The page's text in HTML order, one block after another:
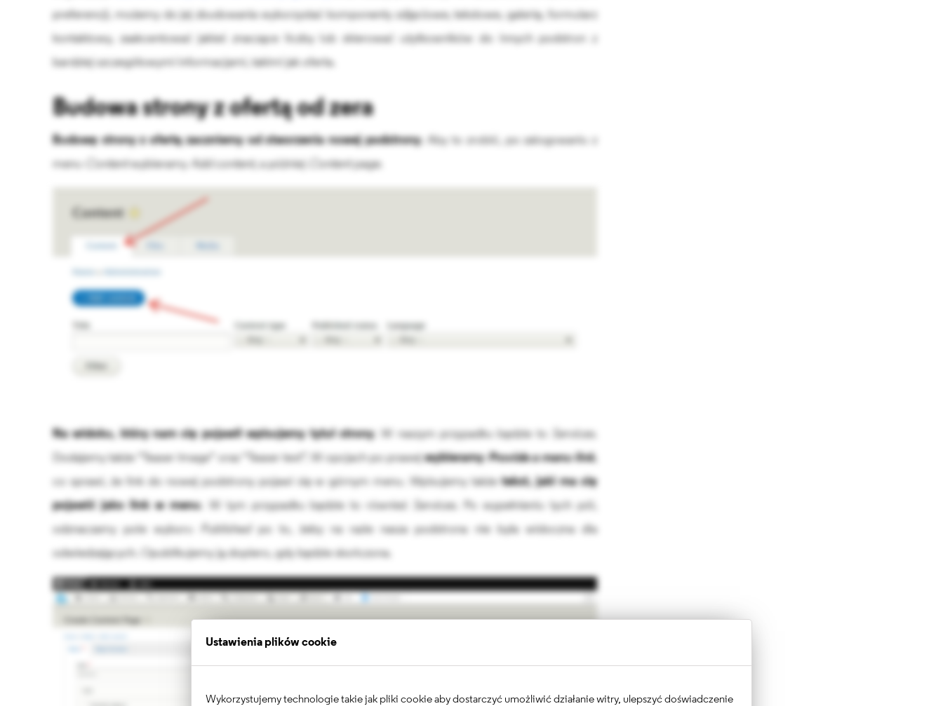
preferencji, możemy do jej zbudowania wykorzystać komponenty zdjęciowe, tekstowe, galerię, formularz
kontaktowy, zaakcentować jakieś znaczące liczby lub skierować użytkowników do innych podstron z
bardziej szczegółowymi informacjami, takimi jak oferta.
Budowa strony z ofertą od zera
Budowę strony z ofertą zaczniemy od stworzenia nowej podstrony. Aby to zrobić, po zalogowaniu z
menu
Content wybieramy Add content , a później Content page
Na widoku, który nam się pojawił wpisujemy tytuł strony. W naszym przypadku będzie to Services
Dodajemy także “Teaser Image” oraz “Teaser text”. W opcjach po prawejwybieramy Provide a menu link,
co sprawi, że link do nowej podstrony pojawi się w górnym menu. Wpisujemy takżetekst, jaki ma się
pojawić jako link w menu. W tym przypadku będzie to również Services . Po wypełnieniu tych pól,
odznaczamy pole wyboru
Published
po to, żeby na razie nasza podstrona nie była widoczna dla
odwiedzających. Opublikujemy ją dopiero, gdy będzie skończona.
Ustawienia plików cookie
Wykorzystujemy technologie takie jak pliki cookie aby dostarczyć umożliwić działanie witry, ulepszyć doświadczenie